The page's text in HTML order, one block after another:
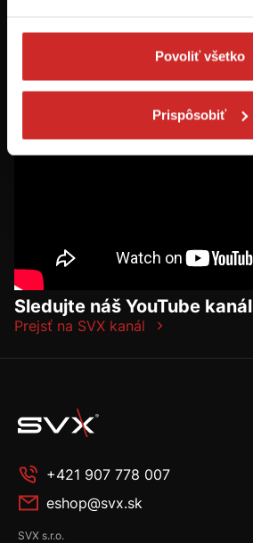
Povoliť všetko
Prispôsobiť
osoby staršie ako 16 rokov!
Sledujte náš YouTube kanál
Prejsť na SVX kanál
+421 907 778 007
eshop@svx.sk
SVX s.r.o.